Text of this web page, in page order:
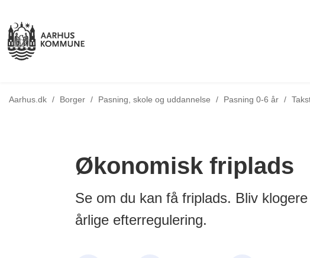
Aarhus.dk / Borger / Pasning, skole og uddannelse / Pasning 0-6 år /
Økonomisk friplads
Se om du kan få friplads. Bliv
årlige efterregulering.